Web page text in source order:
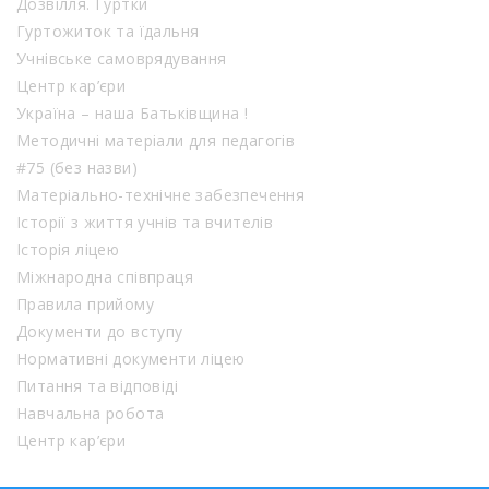
Гуртожиток та їдальня
Учнівське самоврядування
Центр кар’єри
Україна – наша Батьківщина !
Методичні матеріали для педагогів
#75 (без назви)
Матеріально-технічне забезпечення
Історії з життя учнів та вчителів
Історія ліцею
Міжнародна співпраця
Правила прийому
Документи до вступу
Нормативні документи ліцею
Питання та відповіді
Навчальна робота
Центр кар’єри